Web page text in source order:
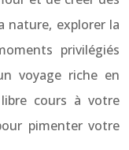
nature, explorer la
privilégiés
voyage riche en
cours à votre
pimenter votre